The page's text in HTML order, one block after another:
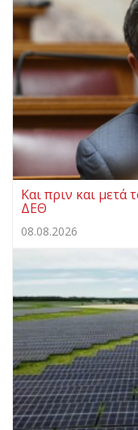
Και πριν και
ΔΕΘ
08.08.2026